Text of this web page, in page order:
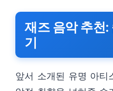
재즈 음악 추천
기
앞서 소개된 유명 아티